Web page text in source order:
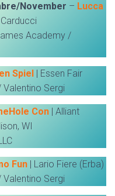
November – Lucca
Academy /
Spiel
| Essen Fair
Sergi
Con | Alliant
WI
Fun | Lario Fiere (Erba)
Sergi